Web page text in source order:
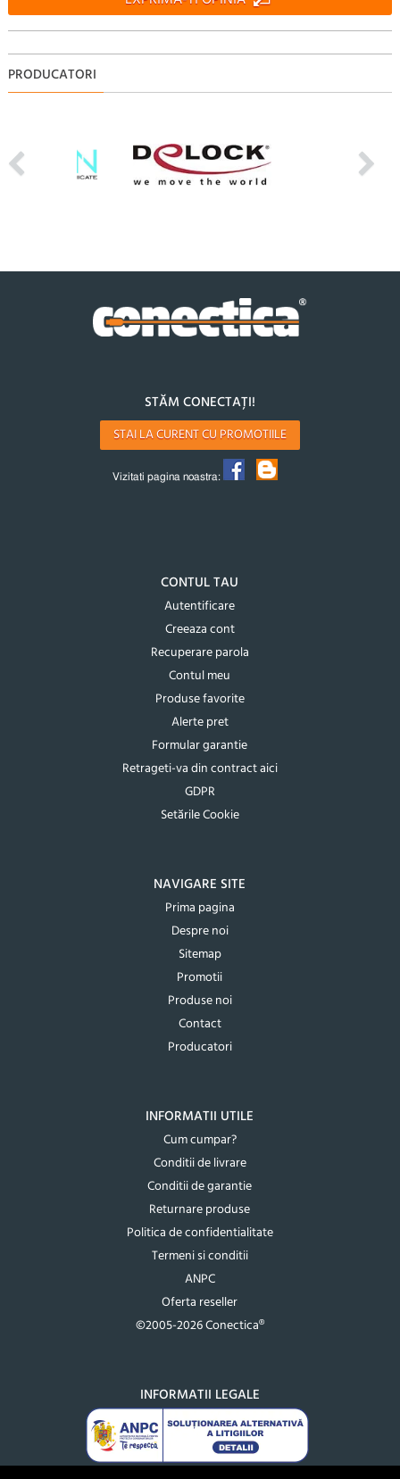
PRODUCATORI
STĂM CONECTAȚI!
STAI LA CURENT CU PROMOTIILE
Vizitati pagina noastra:
CONTUL TAU
Autentificare
Creeaza cont
Recuperare parola
Contul meu
Produse favorite
Alerte pret
Formular garantie
Retrageti-va din contract aici
GDPR
Setările Cookie
NAVIGARE SITE
Prima pagina
Despre noi
Sitemap
Promotii
Produse noi
Contact
Producatori
INFORMATII UTILE
Cum cumpar?
Conditii de livrare
Conditii de garantie
Returnare produse
Politica de confidentialitate
Termeni si conditii
ANPC
Oferta reseller
©2005-2026 Conectica®
INFORMATII LEGALE